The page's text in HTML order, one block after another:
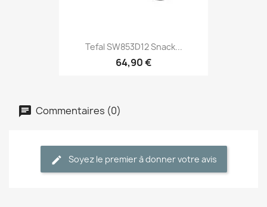
Tefal SW853D12 Snack...
64,90 €
Commentaires (0)
Soyez le premier à donner votre avis